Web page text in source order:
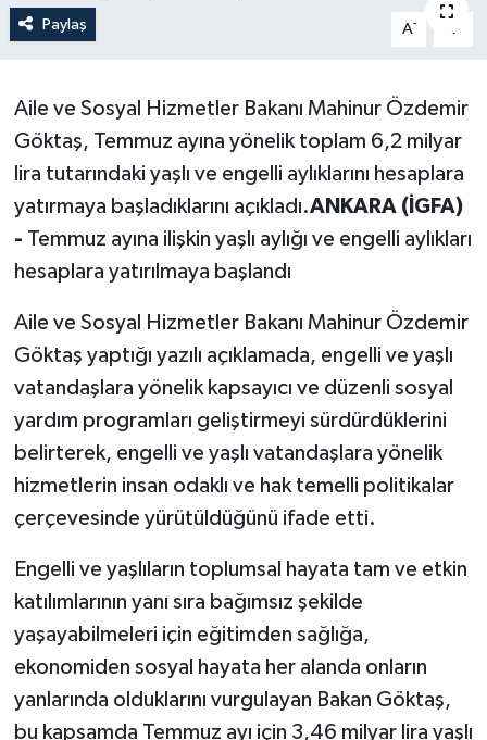
Paylaş A-
Aile ve Sosyal Hizmetler Bakanı Mahinur Özdemir
Göktaş, Temmuz ayına yönelik toplam 6,2 milyar
lira tutarındaki yaşlı ve engelli aylıklarını hesaplara
yatırmaya başladıklarını açıkladı.ANKARA (İGFA)
- Temmuz ayına ilişkin yaşlı aylığı ve engelli aylıkları
hesaplara yatırılmaya başlandı
Aile ve Sosyal Hizmetler Bakanı Mahinur Özdemir
Göktaş yaptığı yazılı açıklamada, engelli ve yaşlı
vatandaşlara yönelik kapsayıcı ve düzenli sosyal
yardım programları geliştirmeyi sürdürdüklerini
belirterek, engelli ve yaşlı vatandaşlara yönelik
hizmetlerin insan odaklı ve hak temelli politikalar
çerçevesinde yürütüldüğünü ifade etti.
Engelli ve yaşlıların toplumsal hayata tam ve etkin
katılımlarının yanı sıra bağımsız şekilde
yaşayabilmeleri için eğitimden sağlığa,
ekonomiden sosyal hayata her alanda onların
yanlarında olduklarını vurgulayan Bakan Göktaş,
bu kapsamda Temmuz ayı için 3,46 milyar lira yaşlı